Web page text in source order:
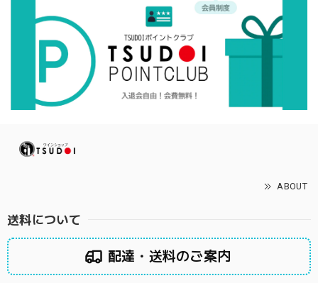
ABOUT
送料について
配達・送料のご案内